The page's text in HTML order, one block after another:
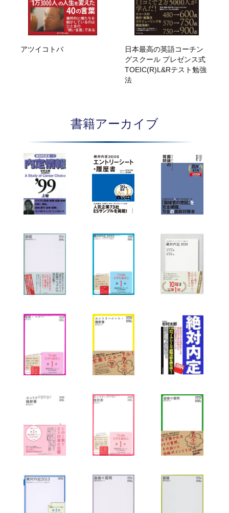
アツイコトバ
日本最高の英語コーチン
グスクール プレゼンス式
TOEIC(R)L&Rテスト勉強
法
書籍アーカイブ